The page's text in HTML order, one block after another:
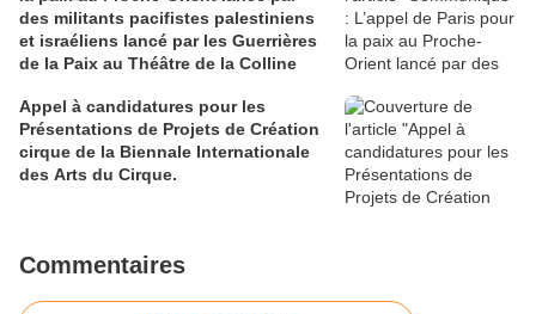
des militants pacifistes palestiniens
et israéliens lancé par les Guerrières
de la Paix au Théâtre de la Colline
Appel à candidatures pour les
Présentations de Projets de Création
cirque de la Biennale Internationale
des Arts du Cirque.
Commentaires